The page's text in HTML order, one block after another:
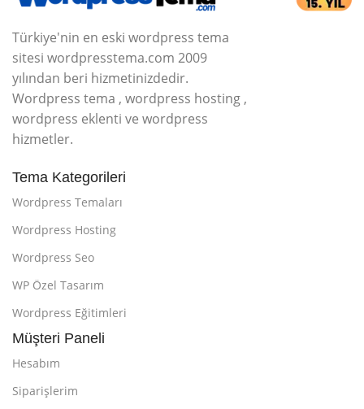
Türkiye'nin en eski wordpress tema
sitesi wordpresstema.com 2009
yılından beri hizmetinizdedir.
Wordpress tema , wordpress hosting ,
wordpress eklenti ve wordpress
hizmetler.
Tema Kategorileri
Wordpress Temaları
Wordpress Hosting
Wordpress Seo
WP Özel Tasarım
Wordpress Eğitimleri
Müşteri Paneli
Hesabım
Siparişlerim